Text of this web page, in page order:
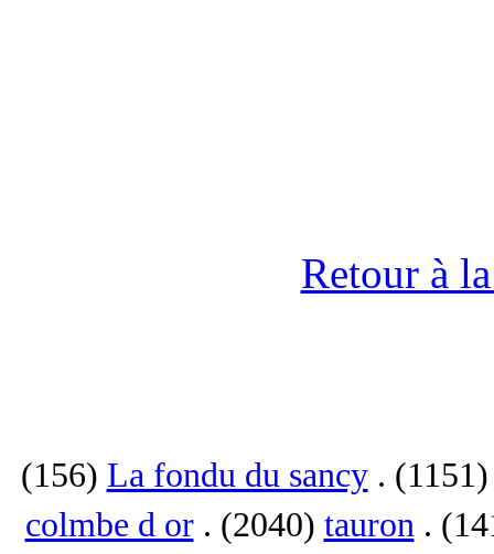
Retour à
(156) La fondu du sancy. (1151)
colmbe d or. (2040) tauron.